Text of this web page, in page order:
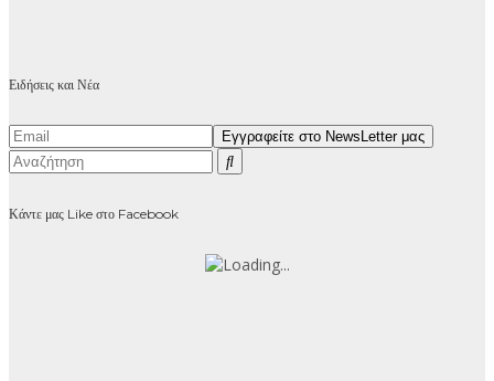
Ειδήσεις και Νέα
Κάντε μας Like στο Facebook